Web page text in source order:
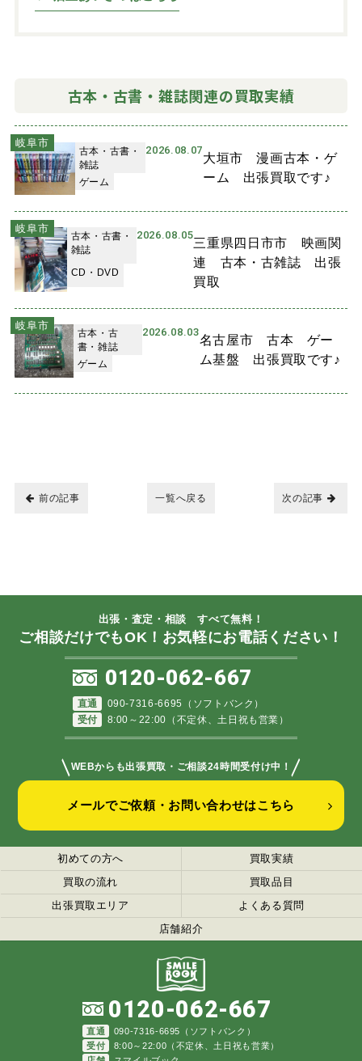
古本・古書・雑誌関連の買取実績
岐阜市
古本・古書・
雑誌
ゲーム
2026.08.07
大垣市 漫画古本・ゲ
ーム 出張買取です♪
岐阜市
古本・古書・
雑誌
CD・DVD
2026.08.05
三重県四日市市 映画関
連 古本・古雑誌 出張
買取
岐阜市
古本・古
書・雑誌
ゲーム
2026.08.03
名古屋市 古本 ゲー
ム基盤 出張買取です♪
次の記事
一覧へ戻る
前の記事
出張・査定・相談 すべて無料！
ご相談だけでもOK！お気軽にお電話ください！
0120-062-667
直通
090-7316-6695（ソフトバンク）
受付
8:00～22:00（不定休、土日祝も営業）
＼WEBからも出張買取・ご相談24時間受付け中！ ／
メールでご依頼・お問い合わせはこちら
初めての方へ
買取実績
買取の流れ
買取品目
出張買取エリア
よくある質問
店舗紹介
0120-062-667
直通
090-7316-6695（ソフトバンク）
受付
8:00～22:00（不定休、土日祝も営業）